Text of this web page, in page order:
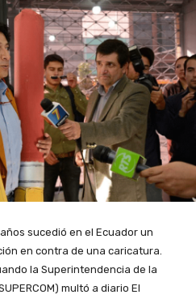
sucedió en el Ecuador un
en contra de una caricatura.
la Superintendencia de la
multó a diario El